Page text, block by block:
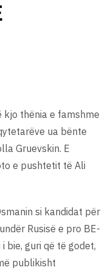
kjo thënia e famshme
ua bënte
Gruevskin. E
e pushtetit të Ali
si kandidat për
Rusisë e pro BE-
bie, guri që të godet,
publikisht